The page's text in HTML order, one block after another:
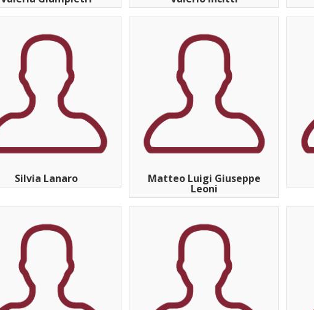
Silvia Lanaro Matteo Luigi Giuseppe
Leoni